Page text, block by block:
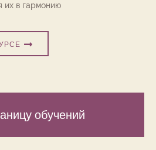
их в гармонию
обучений